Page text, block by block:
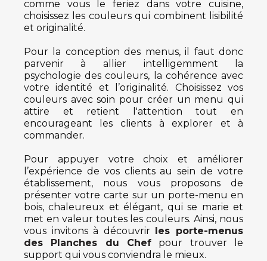
comme vous le feriez dans votre cuisine,
choisissez les couleurs qui combinent lisibilité
et originalité.
Pour la conception des menus, il faut donc
parvenir à allier intelligemment la
psychologie des couleurs, la cohérence avec
votre identité et l’originalité. Choisissez vos
couleurs avec soin pour créer un menu qui
attire et retient l'attention tout en
encourageant les clients à explorer et à
commander.
Pour appuyer votre choix et améliorer
l’expérience de vos clients au sein de votre
établissement, nous vous proposons de
présenter votre carte sur un porte-menu en
bois, chaleureux et élégant, qui se marie et
met en valeur toutes les couleurs. Ainsi, nous
vous invitons à découvrir les porte-menus
des Planches du Chef pour trouver le
support qui vous conviendra le mieux.